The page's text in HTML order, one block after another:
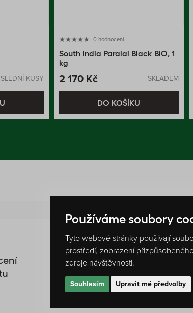
KUSY
0 hodnocení
South India Paralai Black BIO, 1
kg
2 170 Kč SKLADEM
DO KOŠÍKU
0 %Žádné hodnocení
Používáme soubory
Tyto webové stránky používají
prostředí, zobrazení
zdroje návštěvnosti.
Souhlasím Upravit mé předvolby